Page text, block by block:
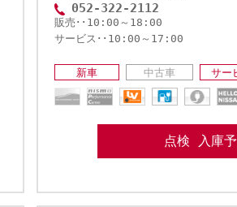
052-322-2112
販売･･10:00～18:00
サービス･･10:00～17:00
新車 中古車 サー
点検 入庫